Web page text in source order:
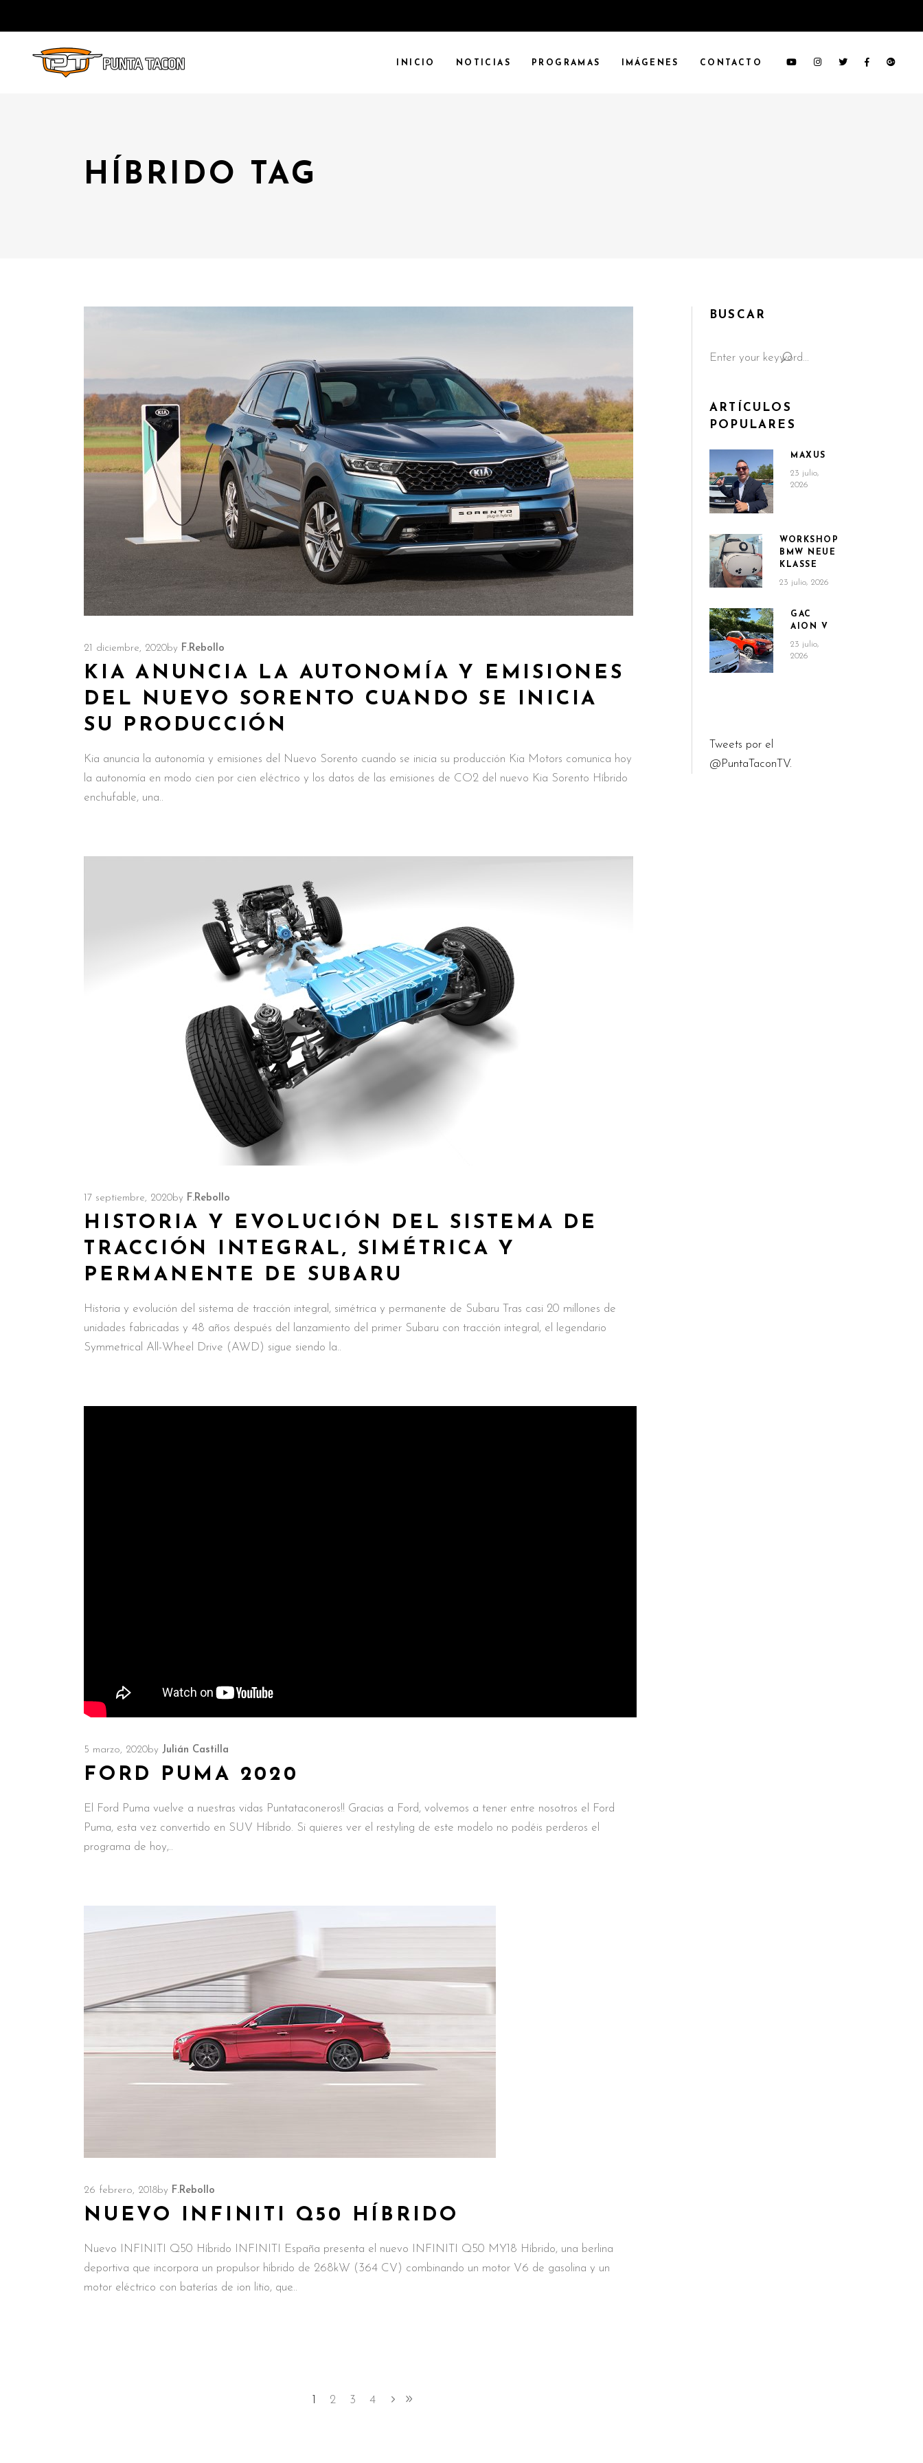
INICIO NOTICIAS PROGRAMAS IMÁGENES CONTACTO
HÍBRIDO TAG
21 diciembre, 2020by F.Rebollo
KIA ANUNCIA LA AUTONOMÍA Y EMISIONES
DEL NUEVO SORENTO CUANDO SE INICIA
SU PRODUCCIÓN
Kia anuncia la autonomía y emisiones del Nuevo Sorento cuando se inicia su producción Kia Motors comunica hoy
la autonomía en modo cien por cien eléctrico y los datos de las emisiones de CO2 del nuevo Kia Sorento Híbrido
enchufable, una
17 septiembre, 2020by F.Rebollo
HISTORIA Y EVOLUCIÓN DEL SISTEMA DE
TRACCIÓN INTEGRAL, SIMÉTRICA Y
PERMANENTE DE SUBARU
Historia y evolución del sistema de tracción integral, simétrica y permanente de Subaru Tras casi 20 millones de
unidades fabricadas y 48 años después del lanzamiento del primer Subaru con tracción integral, el legendario
Symmetrical All-Wheel Drive (AWD) sigue siendo la
5 marzo, 2020by Julián Castilla
FORD PUMA 2020
El Ford Puma vuelve a nuestras vidas Puntataconeros!! Gracias a Ford, volvemos a tener entre nosotros el Ford
Puma, esta vez convertido en SUV Híbrido. Si quieres ver el restyling de este modelo no podéis perderos el
programa de hoy,
26 febrero, 2018by F.Rebollo
NUEVO INFINITI Q50 HÍBRIDO
Nuevo INFINITI Q50 Híbrido INFINITI España presenta el nuevo INFINITI Q50 MY18 Híbrido, una berlina
deportiva que incorpora un propulsor híbrido de 268kW (364 CV) combinando un motor V6 de gasolina y un
motor eléctrico con baterías de ion litio, que
2 3 4
BUSCAR
for:
ARTÍCULOS
POPULARES
MAXUS
23 julio,
2026
WORKSHOP
BMW NEUE
KLASSE
23 julio, 2026
GAC
AION V
23 julio,
2026
Tweets por el
@PuntaTaconTV.